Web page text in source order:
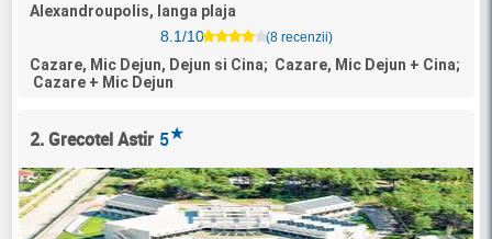
Alexandroupolis, langa plaja
8.1/10
(8 recenzii)
Cazare, Mic Dejun, Dejun si Cina; Cazare, Mic Dejun + Cina;
Cazare + Mic Dejun
2. Grecotel Astir 5★